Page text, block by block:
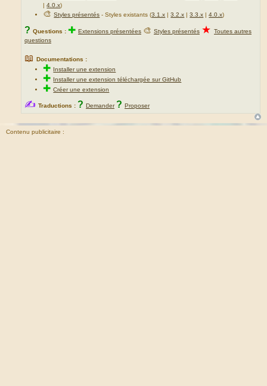
|4.0.x)
🎨Styles présentés - Styles existants (3.1.x |3.2.x |3.3.x |4.0.x)
? Questions : ✚ Extensions présentées 🎨 Styles présentés ★ Toutes autres
questions
📖 Documentations :
✚ Installer une extension
✚ Installer une extension téléchargée sur GitHub
✚Créer une extension
✍ Traductions : ? Demander ? Proposer
Contenu publicitaire :